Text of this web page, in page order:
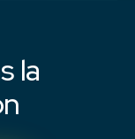
la